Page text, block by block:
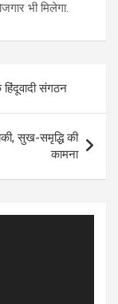
भी मिलेगा.
संगठन
सुख-समृद्धि की
कामना